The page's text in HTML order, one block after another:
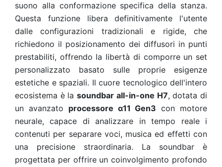
suono alla conformazione specifica della stanza.
Questa funzione libera definitivamente l'utente
dalle configurazioni tradizionali e rigide, che
richiedono il posizionamento dei diffusori in punti
prestabiliti, offrendo la libertà di comporre un set
personalizzato basato sulle proprie esigenze
estetiche e spaziali. Il cuore tecnologico dell'intero
ecosistema è lasoundbar all-in-one H7, dotata di
un avanzato processore α11 Gen3 con motore
neurale, capace di analizzare in tempo reale i
contenuti per separare voci, musica ed effetti con
una precisione straordinaria. La soundbar è
progettata per offrire un coinvolgimento profondo